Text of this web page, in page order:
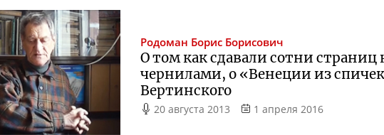
Родоман Борис Борисович
О том как сдавали сотни
чернилами, о «Венеции из
Вертинского
20 августа 2013 1 апреля 2016